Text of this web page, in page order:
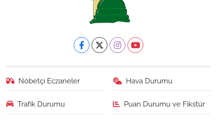
Nöbetçi Eczaneler Hava Durumu
Trafik Durumu Puan Durumu ve Fikstür